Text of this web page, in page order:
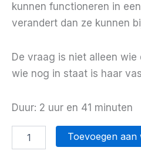
kunnen functioneren in
verandert dan ze kunnen
De vraag is niet alleen
wie nog in staat is haar
Duur: 2 uur en 41 minuten
ondergang
Toevoegen aan